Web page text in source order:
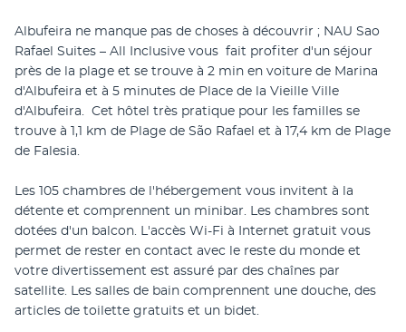
Albufeira ne manque pas de choses à découvrir ; NAU Sao
Rafael Suites – All Inclusive vous  fait profiter d'un séjour
près de la plage et se trouve à 2 min en voiture de Marina
d'Albufeira et à 5 minutes de Place de la Vieille Ville
d'Albufeira.  Cet hôtel très pratique pour les familles se
trouve à 1,1 km de Plage de São Rafael et à 17,4 km de Plage
de Falesia.
Les 105 chambres de l'hébergement vous invitent à la
détente et comprennent un minibar. Les chambres sont
dotées d'un balcon. L'accès Wi-Fi à Internet gratuit vous
permet de rester en contact avec le reste du monde et
votre divertissement est assuré par des chaînes par
satellite. Les salles de bain comprennent une douche, des
articles de toilette gratuits et un bidet.